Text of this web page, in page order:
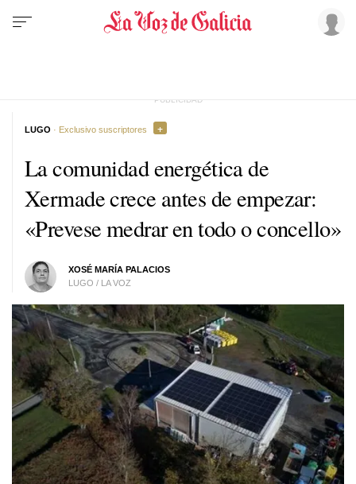
La comunidad energética de
Xermade crece antes de empezar:
«Prevese medrar en todo o concello»
XOSÉ MARÍA PALACIOS
LUGO / LA VOZ
LUGO · Exclusivo suscriptores